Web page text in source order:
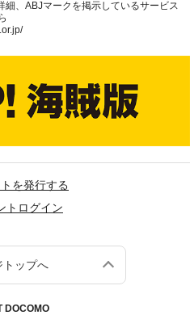
細、ABJマークを掲示しているサービス
を発行する
トログイン
トップへ
DOCOMO